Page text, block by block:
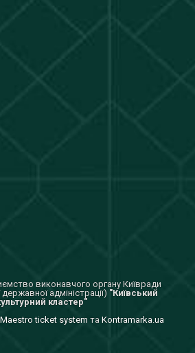
виконавчого органу Київради
державної адміністрації) "Київський
кластер"
Maestro ticket system та Kontramarka.ua